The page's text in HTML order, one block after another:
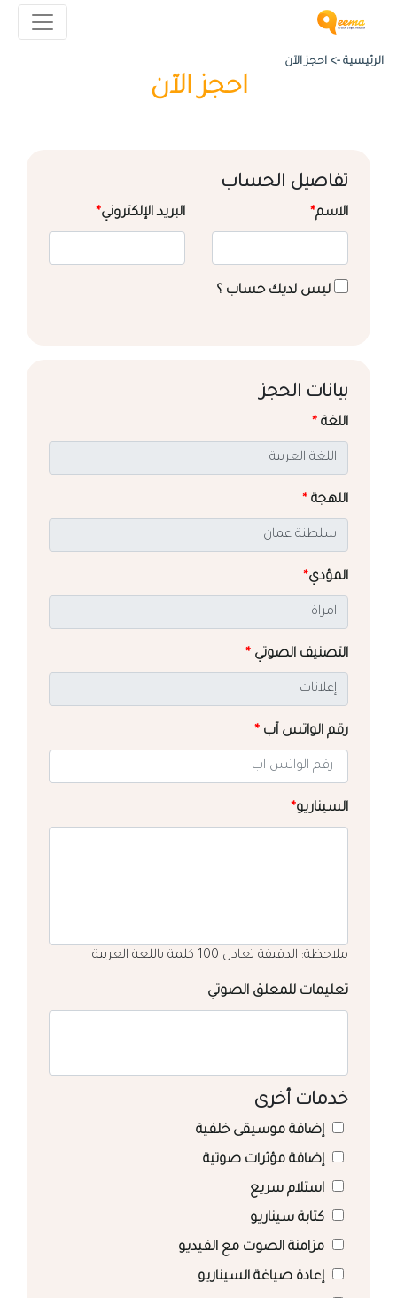
الرئيسية -> احجز الآن
احجز الآن
تفاصيل الحساب
الاسم* البريد الإلكتروني*
ليس لديك حساب ؟
بيانات الحجز
اللغة *
اللهجة *
المؤدي*
التصنيف الصوتي *
رقم الواتس آب *
السيناريو*
ملاحظة: الدقيقة تعادل 100 كلمة باللغة العربية
تعليمات للمعلق الصوتي
خدمات أخرى
إضافة موسيقى خلفية
إضافة مؤثرات صوتية
استلام سريع
كتابة سيناريو
مزامنة الصوت مع الفيديو
إعادة صياغة السيناريو